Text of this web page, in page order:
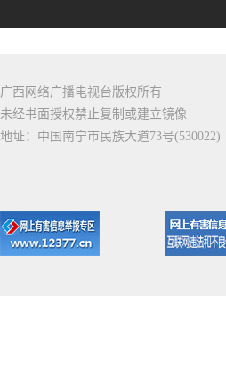
广西网络广播电视台版权所有
未经书面授权禁止复制或建立镜像
地址：中国南宁市民族大道73号(530022)